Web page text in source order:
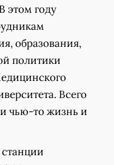
этом году
образования,
политики
Всего
чью-то жизнь и